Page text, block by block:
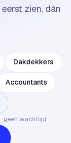
zien, dán
Dakdekkers
Accountants
geen wachttijd.